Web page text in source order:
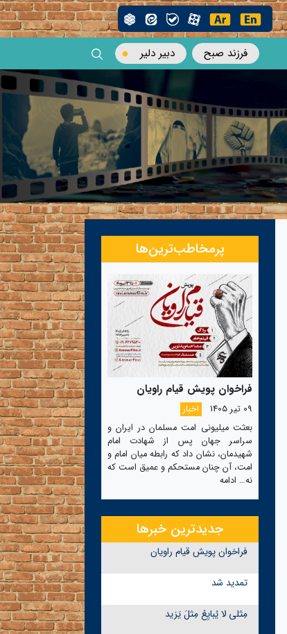
فرزند صبح دبیر دلیر
پرمخاطب‌ترین‌ها
فراخوان پویش قیام راویان
09 تیر 1405
اخبار
بعثت میلیونی امت مسلمان در ایران و
سراسر جهان پس از شهادت امام
شهیدمان، نشان داد که رابطه میان امام و
امت، آن چنان مستحکم و عمیق است که
نه… ادامه
جدیدترین خبرها
فراخوان پویش قیام راویان
تمدید شد
مِثلی لا یُبایِعُ مِثلَ یَزید